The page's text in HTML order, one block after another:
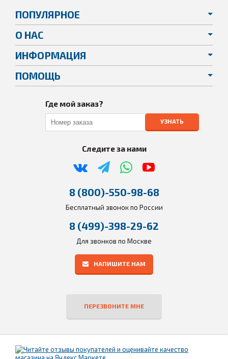
ПОПУЛЯРНОЕ
О НАС
ИНФОРМАЦИЯ
ПОМОЩЬ
Где мой заказ?
УЗНАТЬ
Следите за нами
8 (800)-550-98-68
Бесплатный звонок по России
8 (499)-398-29-62
Для звонков по Москве
НАПИШИТЕ НАМ
ПЕРЕЗВОНИТЕ МНЕ